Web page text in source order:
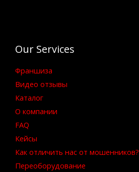
Our Services
Франшиза
Видео отзывы
Каталог
О компании
FAQ
Кейсы
Как отличить нас от мошенников?
Переоборудование